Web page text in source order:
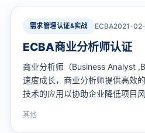
需求管理认证&实战 ECBA2021-02-
ECBA商业分析师认证
商业分析师（Business Analyst
速度成长，商业分析师提供高效
技术的应用以协助企业降低项目
其他